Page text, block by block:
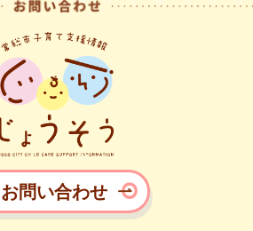
お問い合わせ